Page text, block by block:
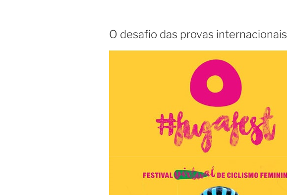
O desafio das provas internacionais